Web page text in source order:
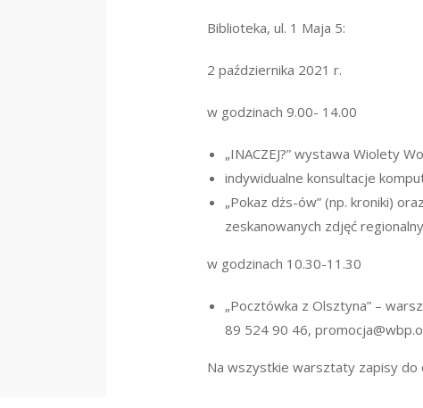
Biblioteka, ul. 1 Maja 5:
2 października 2021 r.
w godzinach 9.00- 14.00
„INACZEJ?” wystawa Wiolety
indywidualne konsultacje
„Pokaz dżs-ów” (np. kroniki)
zeskanowanych zdjęć
w godzinach 10.30-11.30
„Pocztówka z Olsztyna” –
89 524 90 46,
Na wszystkie warsztaty zapisy do